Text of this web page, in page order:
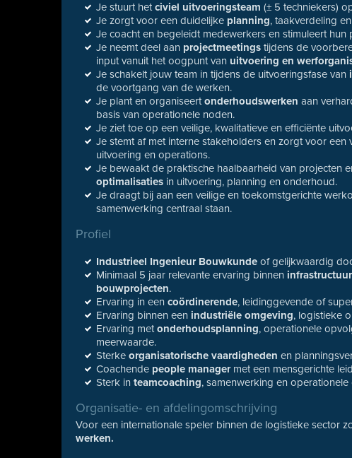
Je stuurt hetciviel uitvoeringsteam (± 5 techniekers)
Je zorgt voor een duidelijke planning, taakverdeling
Je coacht en begeleidt medewerkers en stimuleert
Je neemt deel aan projectmeetings tijdens de
input vanuit het oogpunt van uitvoering en
Je schakelt jouw team in tijdens de uitvoeringsfase van
de voortgang van de werken.
Je plant en organiseertonderhoudswerken aan
basis van operationele noden.
Je ziet toe op een veilige, kwalitatieve en efficiënte
Je stemt af met interne stakeholders en zorgt voor een
uitvoering en operations.
Je bewaakt de praktische haalbaarheid van projecten
optimalisaties in uitvoering, planning en onderhoud.
Je draagt bij aan een veilige en toekomstgerichte
samenwerking centraal staan.
Profiel
Industrieel Ingenieur Bouwkunde of gelijkwaardig
Minimaal 5 jaar relevante ervaring binnen
bouwprojecten.
Ervaring in eencoördinerende, leidinggevende of
Ervaring binnen een industriële omgeving, logistieke
Ervaring metonderhoudsplanning, operationele
meerwaarde.
Sterkeorganisatorische vaardigheden en
Coachende people managermet een mensgerichte
Sterk inteamcoaching, samenwerking en
Organisatie- en afdelingomschrijving
Voor een internationale speler binnen de logistieke sector
werken.